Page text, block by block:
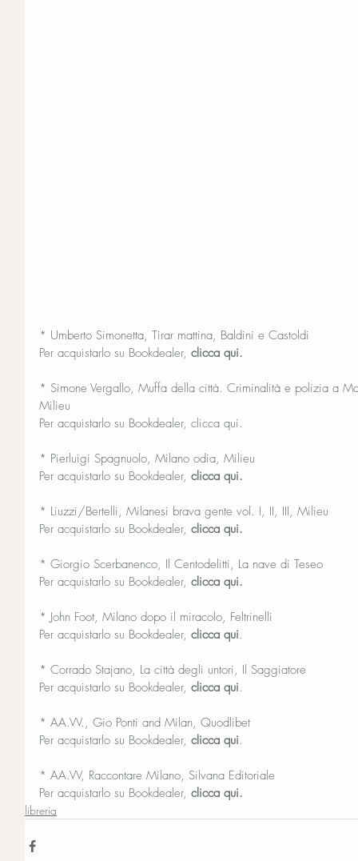
* Umberto Simonetta, Tirar mattina, Baldini e Castoldi
Per acquistarlo su Bookdealer, clicca qui.
* Simone Vergallo, Muffa della città. Criminalità e polizia a
Milieu
Per acquistarlo su Bookdealer, clicca qui.
* Pierluigi Spagnuolo, Milano odia, Milieu
Per acquistarlo su Bookdealer, clicca qui.
* Liuzzi/Bertelli, Milanesi brava gente vol. I, II, III, Milieu
Per acquistarlo su Bookdealer, clicca qui.
* Giorgio Scerbanenco, Il Centodelitti, La nave di Teseo
Per acquistarlo su Bookdealer, clicca qui.
* John Foot, Milano dopo il miracolo, Feltrinelli
Per acquistarlo su Bookdealer, clicca qui.
* Corrado Stajano, La città degli untori, Il Saggiatore
Per acquistarlo su Bookdealer, clicca qui.
* AA.VV., Gio Ponti and Milan, Quodlibet
Per acquistarlo su Bookdealer, clicca qui.
* AA.VV, Raccontare Milano, Silvana Editoriale
Per acquistarlo su Bookdealer, clicca qui.
libreria